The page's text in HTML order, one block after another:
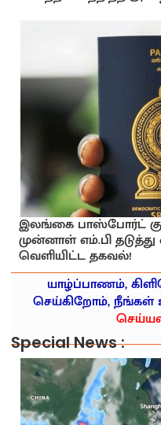
இலங்கை பாஸ்போர்ட்
முன்னாள் எம்.பி
வெளியிட்ட தகவல்!
யாழ்ப்பாணம்,
செய்கிறோம், நீங்கள்
Special News :